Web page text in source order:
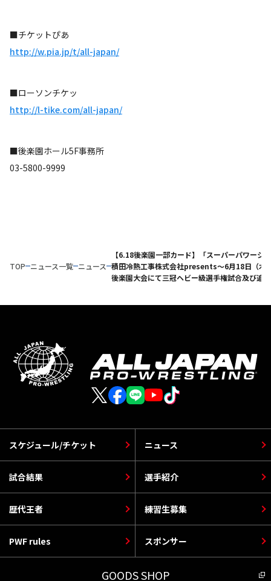
■チケットぴあ
http://w.pia.jp/t/all-japan/
■ローソンチケッ
http://l-tike.com/all-japan/
■後楽園ホール5F事務所
03-5800-9999
TOP ニュース一覧 ニュース
【6.18後楽園一部カード】「スーパーパワーシ
積田冷熱工事株式会社presents～6月18日（木
後楽園大会にて三冠ヘビー級選手権試合及び追
スケジュール/チケット
選手紹介
PWF rules
ニュース
歴代王者
スポンサー
試合結果
練習生募集
GOODS SHOP